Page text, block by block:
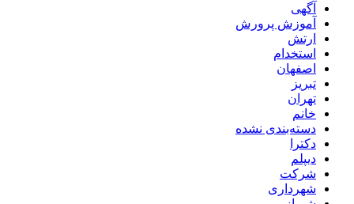
آگهی
آموزش پرورش
ارتش
استخدام
اصفهان
تبریز
تهران
خانم
دسته‌بندی نشده
دکترا
دیپلم
شرکت
شهرداری